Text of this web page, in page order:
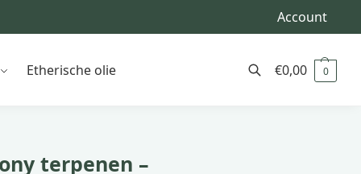
Account
Etherische olie €0,00 0
terpenen –